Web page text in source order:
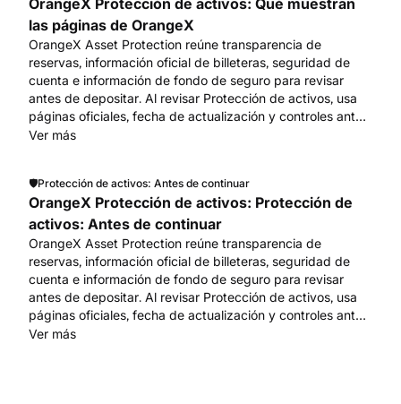
OrangeX Protección de activos: Qué muestran
las páginas de OrangeX
OrangeX Asset Protection reúne transparencia de
reservas, información oficial de billeteras, seguridad de
cuenta e información de fondo de seguro para revisar
antes de depositar. Al revisar Protección de activos, usa
páginas oficiales, fecha de actualización y controles antes
de acciones de cuenta o fondos. Empieza en
Ver más
🛡️Protección de activos: Antes de continuar
OrangeX Protección de activos: Protección de
activos: Antes de continuar
OrangeX Asset Protection reúne transparencia de
reservas, información oficial de billeteras, seguridad de
cuenta e información de fondo de seguro para revisar
antes de depositar. Al revisar Protección de activos, usa
páginas oficiales, fecha de actualización y controles antes
de acciones de cuenta o fondos. Empieza en
Ver más